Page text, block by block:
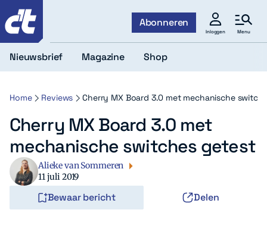
Abonneren
Inloggen Menu
Nieuwsbrief Magazine Shop
Home Reviews Cherry MX Board 3.0 met mechanische
Cherry MX Board 3.0 met
mechanische switches getest
Alieke van Sommeren
11 juli 2019
Bewaar bericht Delen